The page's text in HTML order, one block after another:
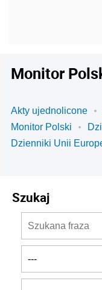
Monitor
Akty ujednolicone
Monitor Polski
Dzienniki Unii
Szukaj